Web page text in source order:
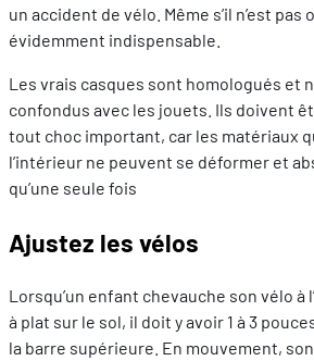
un accident de vélo. Même s’il n’est
évidemment indispensable.
Les vrais casques sont homologués et
confondus avec les jouets. Ils doivent
tout choc important, car les matériaux
l’intérieur ne peuvent se déformer et
qu’une seule fois
Ajustez les vélos
Lorsqu’un enfant chevauche son vélo à
à plat sur le sol, il doit y avoir 1 à 3
la barre supérieure. En mouvement,